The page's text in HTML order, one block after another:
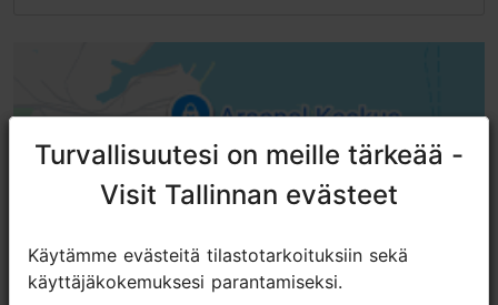
Turvallisuutesi on meille tärkeää -
Visit Tallinnan evästeet
Käytämme evästeitä tilastotarkoituksiin sekä
käyttäjäkokemuksesi parantamiseksi.
Turvallisuutesi on meille tärkeää -
Visit Tallinnan evästeet
Käytämme evästeitä tilastotarkoituksiin sekä
käyttäjäkokemuksesi parantamiseksi.